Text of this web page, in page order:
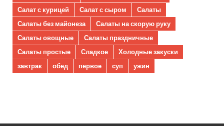
Салат с курицей
Салат с сыром
Салаты
Салаты без майонеза
Салаты на скорую руку
Салаты овощные
Салаты праздничные
Салаты простые
Сладкое
Холодные закуски
завтрак
обед первое суп ужин